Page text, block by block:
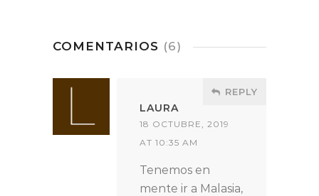
COMENTARIOS (6)
LAURA
18 OCTUBRE, 2019
AT 10:35 AM
REPLY
Tenemos en
mente ir a Malasia,